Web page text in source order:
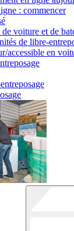
: commencer
voiture et de
de libre-
accessible en